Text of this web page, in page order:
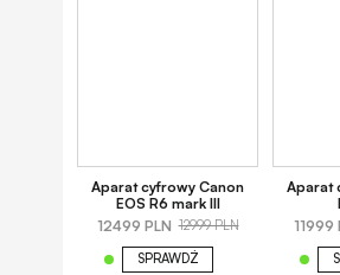
Aparat cyfrowy Canon
EOS R6 mark III
12499 PLN 12999 PLN
SPRAWDŹ
Aparat
11999